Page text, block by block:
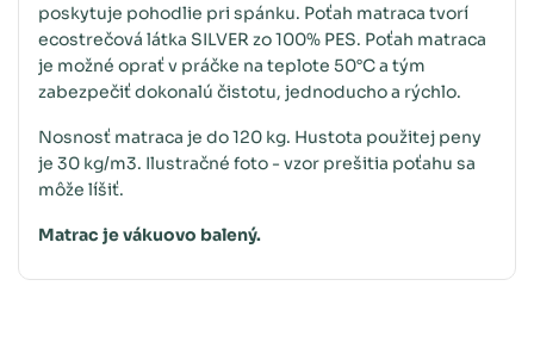
poskytuje pohodlie pri spánku. Poťah matraca tvorí
ecostrečová látka SILVER zo 100% PES. Poťah matraca
je možné oprať v práčke na teplote 50°C a tým
zabezpečiť dokonalú čistotu, jednoducho a rýchlo.
Nosnosť matraca je do 120 kg. Hustota použitej peny
je 30 kg/m3. Ilustračné foto - vzor prešitia poťahu sa
môže líšiť.
Matrac je vákuovo balený.